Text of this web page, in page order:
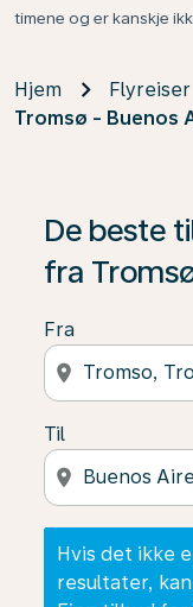
timene og er kanskje
Hjem Flyreiser
Tromsø - Buenos
De beste
fra
Fra
location_on
Til
location_on
Hvis det ikke
resultater,
Hvis det ikke er